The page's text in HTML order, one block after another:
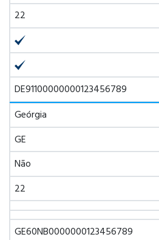
22
DE91100000000123456789
Geórgia
GE
Não
22
GE60NB0000000123456789